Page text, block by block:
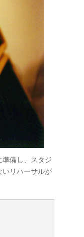
備し、スタジ
いリハーサルが